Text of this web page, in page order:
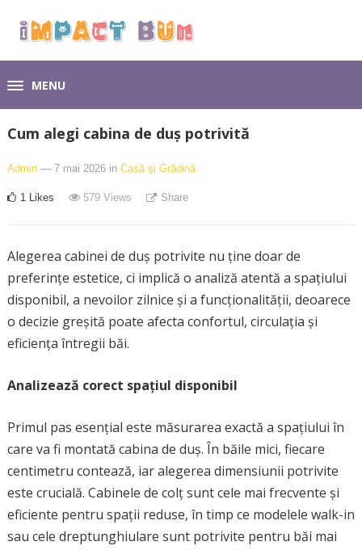
MENU
Cum alegi cabina de duș potrivită
Admin — 7 mai 2026 in Casă și Grădină
1 Likes 579Views Share
Alegerea cabinei de duș potrivite nu ține doar de
preferințe estetice, ci implică o analiză atentă a spațiului
disponibil, a nevoilor zilnice și a funcționalității, deoarece
o decizie greșită poate afecta confortul, circulația și
eficiența întregii băi.
Analizează corect spațiul disponibil
Primul pas esențial este măsurarea exactă a spațiului în
care va fi montată cabina de duș. În băile mici, fiecare
centimetru contează, iar alegerea dimensiunii potrivite
este crucială. Cabinele de colț sunt cele mai frecvente și
eficiente pentru spații reduse, în timp ce modelele walk-in
sau cele dreptunghiulare sunt potrivite pentru băi mai